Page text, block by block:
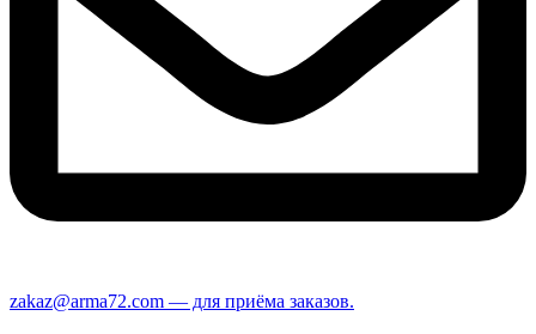
zakaz@arma72.com — для приёма заказов.